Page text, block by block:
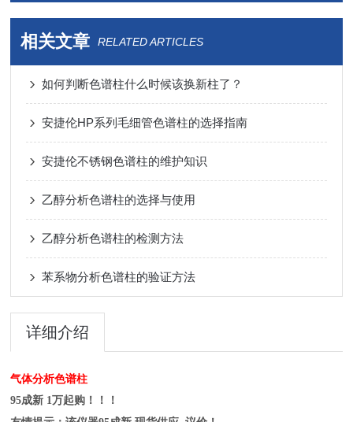
相关文章 RELATED ARTICLES
如何判断色谱柱什么时候该换新柱了？
安捷伦HP系列毛细管色谱柱的选择指南
安捷伦不锈钢色谱柱的维护知识
乙醇分析色谱柱的选择与使用
乙醇分析色谱柱的检测方法
苯系物分析色谱柱的验证方法
详细介绍
气体分析色谱柱
95成新 1万起购！！！